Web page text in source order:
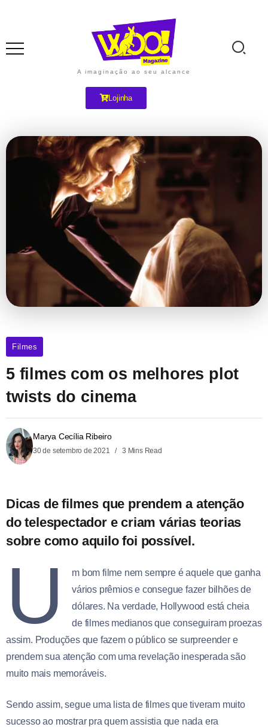
A imaginação ao seu alcance
Lojinha
Filmes
5 filmes com os melhores plot
twists do cinema
Marya Cecília Ribeiro
30 de setembro de 2021 3 Mins Read
Dicas de filmes que prendem a atenção
do telespectador e criam várias teorias
sobre como aquilo foi possível.
U
m bom filme nem sempre é aquele que ganha
vários prêmios e consegue fazer bilhões de
dólares. Na verdade, Hollywood está cheia
de filmes medianos que conseguiram proezas
assim. Produções que fazem o público se surpreender e
prendem sua atenção com uma revelação inesperada são
muito mais memoráveis.
Sendo assim, segue uma lista de filmes que tiveram muito
sucesso ao mostrar pra quem assistia que nada era